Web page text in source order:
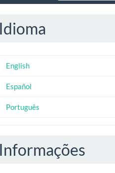
Idioma
English
Español
Português
Informações